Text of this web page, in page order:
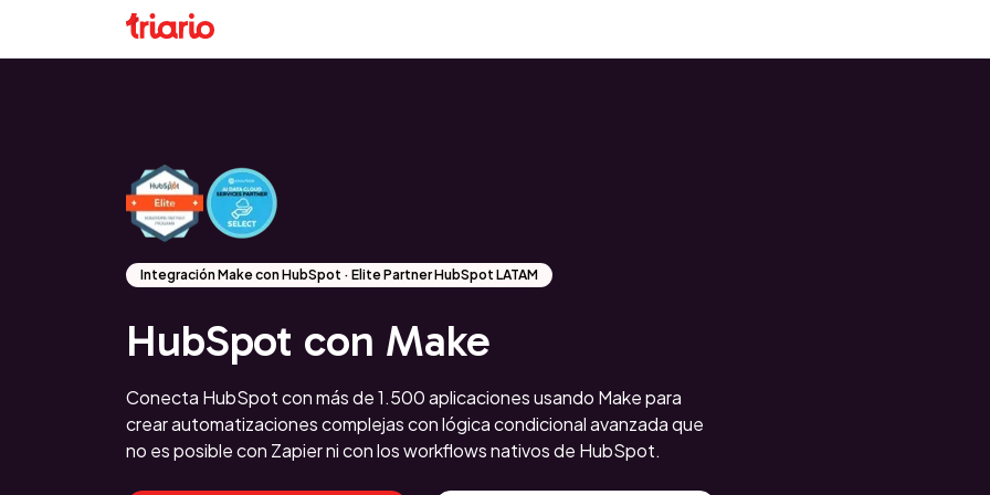
Integración Make con HubSpot · Elite Partner HubSpot LATAM
HubSpot con Make
Conecta HubSpot con más de 1.500 aplicaciones usando Make para
crear automatizaciones complejas con lógica condicional avanzada que
no es posible con Zapier ni con los workflows nativos de HubSpot.